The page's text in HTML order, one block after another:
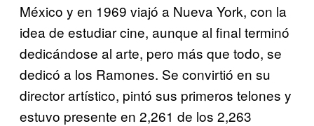
México y en 1969 viajó a Nueva York, con la
idea de estudiar cine, aunque al final terminó
dedicándose al arte, pero más que todo, se
dedicó a los Ramones. Se convirtió en su
director artístico, pintó sus primeros telones y
estuvo presente en 2,261 de los 2,263